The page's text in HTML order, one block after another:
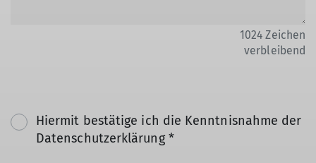
1024 Zeichen
verbleibend
Hiermit bestätige ich die Kenntnisnahme der
Datenschutzerklärung *